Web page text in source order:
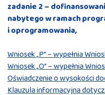
zadanie 2 –
nabytego w ramach
i oprogramowania,
Wniosek „P” – wypełnia
Wniosek „O” – wypełnia
Oświadczenie o wysokości
Klauzula informacyjna